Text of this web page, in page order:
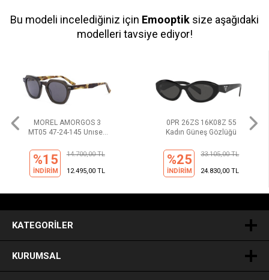
Bu modeli incelediğiniz için Emooptik size aşağıdaki
modelleri tavsiye ediyor!
MOREL AMORGOS 3
MT05 47-24-145 Unısex
%15
İNDİRİM
14.700,00 TL
12.495,00 TL
0PR 26ZS 16K08Z 55
Kadın Güneş Gözlüğü
%25
İNDİRİM
33.105,00 TL
24.830,00 TL
KATEGORILER
KURUMSAL